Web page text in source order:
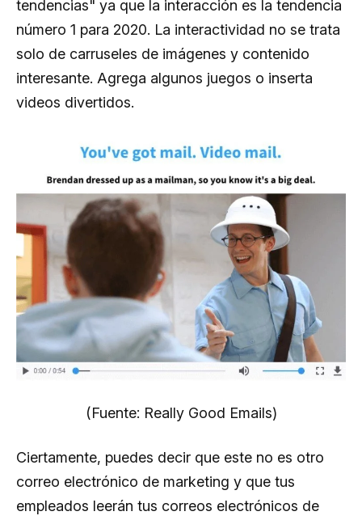
tendencias" ya que la interacción es la tendencia
número 1 para 2020. La interactividad no se trata
solo de carruseles de imágenes y contenido
interesante. Agrega algunos juegos o inserta
videos divertidos.
(Fuente: Really Good Emails)
Ciertamente, puedes decir que este no es otro
correo electrónico de marketing y que tus
empleados leerán tus correos electrónicos de